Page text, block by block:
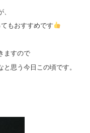
もおすすめです
ますので
思う今日この頃です。